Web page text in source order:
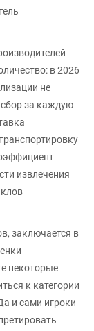
в 2026
не
за каждую
извлечения
заключается в
некоторые
к категории
и сами игроки